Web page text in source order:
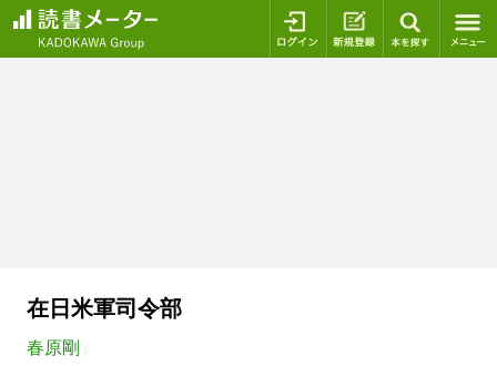
ログイン 新規登録
在日米軍司令部
春原剛